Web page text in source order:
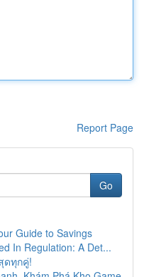
Report Page
Go
Guide to Savings
In Regulation: A Det...
ดทุกคู่!